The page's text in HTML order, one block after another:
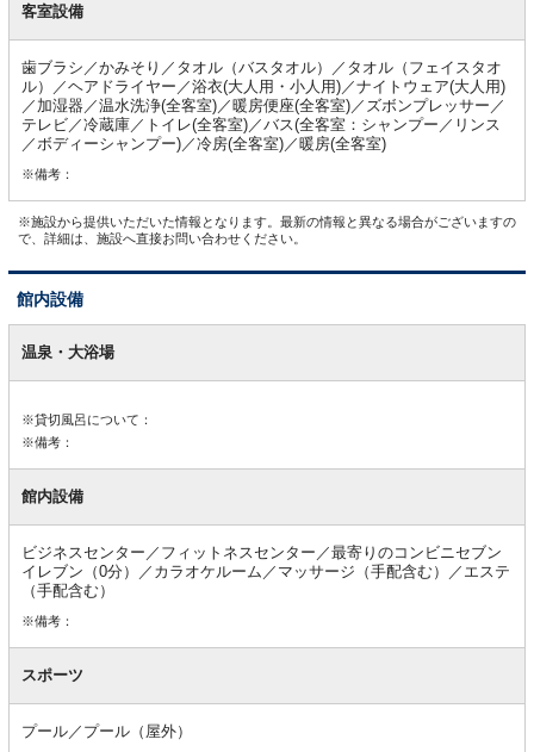
客室設備
歯ブラシ／かみそり／タオル（バスタオル）／タオル（フェイスタオ
ル）／ヘアドライヤー／浴衣(大人用・小人用)／ナイトウェア(大人用)
／加湿器／温水洗浄(全客室)／暖房便座(全客室)／ズボンプレッサー／
テレビ／冷蔵庫／トイレ(全客室)／バス(全客室：シャンプー／リンス
／ボディーシャンプー)／冷房(全客室)／暖房(全客室)
※備考：
※施設から提供いただいた情報となります。最新の情報と異なる場合がございますの
で、詳細は、施設へ直接お問い合わせください。
館内設備
内温泉・大浴場
※貸切風呂について：
※備考：
館内設備
ビジネスセンター／フィットネスセンター／最寄りのコンビニセブン
イレブン（0分）／カラオケルーム／マッサージ（手配含む）／エステ
（手配含む）
※備考：
スポーツ
プール／プール（屋外）